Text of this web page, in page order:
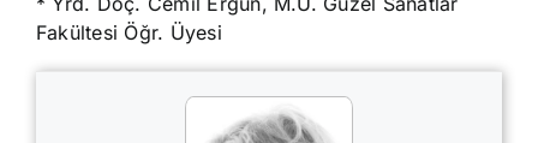
Fakültesi Öğr. Üyesi